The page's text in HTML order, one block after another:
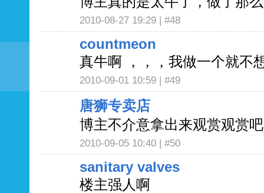
2010-08-27 19:29 | #48
countmeon
真牛啊 ，，，我做一个就不
2010-09-01 10:59 | #49
唐狮专卖店
博主不介意拿出来观赏观赏
2010-09-05 10:40 | #50
sanitary valves
楼主强人啊